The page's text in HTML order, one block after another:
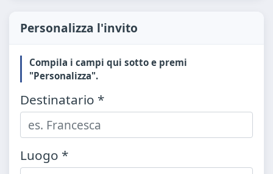
Personalizza l'invito
Compila i campi qui sotto e premi
"Personalizza".
Destinatario *
Luogo *